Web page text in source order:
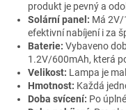
produkt je pevný a
Solární panel: Má 2V/
efektivní nabíjení i za
Baterie: Vybaveno
1.2V/600mAh, která
Velikost: Lampa je
Hmotnost: Každá
Doba svícení: Po